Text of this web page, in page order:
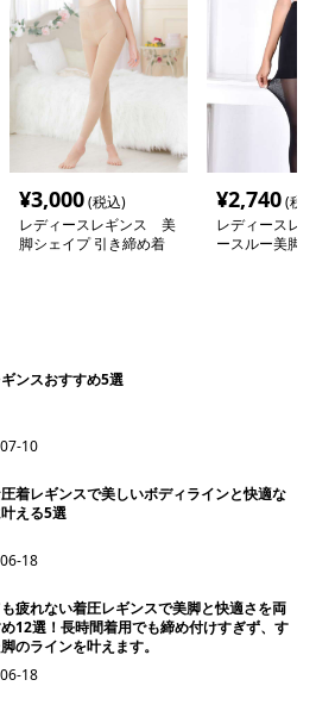
¥3,000(税込)
レディースレギンス 美
脚シェイプ 引き締め着
¥2,740(税
レディースレ
ースルー美脚
ンスおすすめ5選
10
着レギンスで美しいボディラインと快適な
える5選
18
疲れない着圧レギンスで美脚と快適さを両
12選！長時間着用でも締め付けすぎず、す
のラインを叶えます。
18